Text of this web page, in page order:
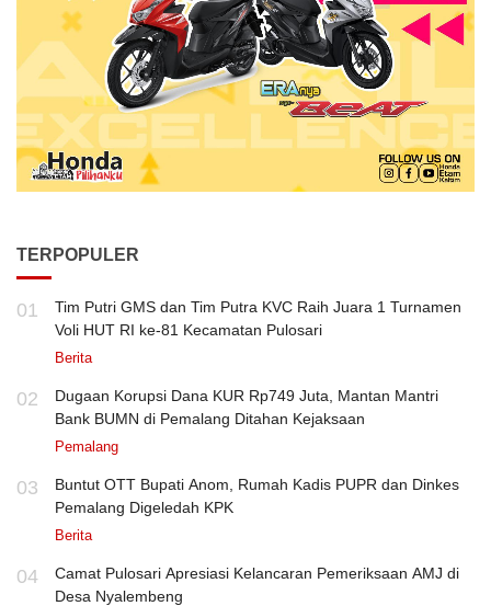
TERPOPULER
01
Tim Putri GMS dan Tim Putra KVC Raih Juara 1 Turnamen
Voli HUT RI ke-81 Kecamatan Pulosari
Berita
02
Dugaan Korupsi Dana KUR Rp749 Juta, Mantan Mantri
Bank BUMN di Pemalang Ditahan Kejaksaan
Pemalang
03
Buntut OTT Bupati Anom, Rumah Kadis PUPR dan Dinkes
Pemalang Digeledah KPK
Berita
04
Camat Pulosari Apresiasi Kelancaran Pemeriksaan AMJ di
Desa Nyalembeng